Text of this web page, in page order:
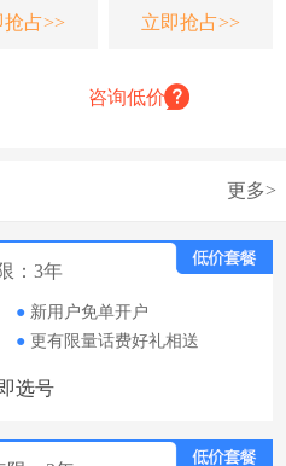
抢占>> 立即抢占>>
咨询低价
更多>
：3年
● 新用户免单开户
● 更有限量话费好礼相送
选号